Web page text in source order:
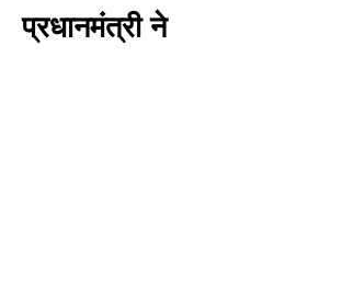
प्रधानमंत्री ने